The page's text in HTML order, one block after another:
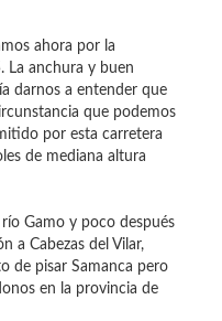
ahora por la
La anchura y buen
darnos a entender que
que podemos
por esta carretera
de mediana altura
Gamo y poco después
a Cabezas del Vilar,
de pisar Samanca pero
en la provincia de